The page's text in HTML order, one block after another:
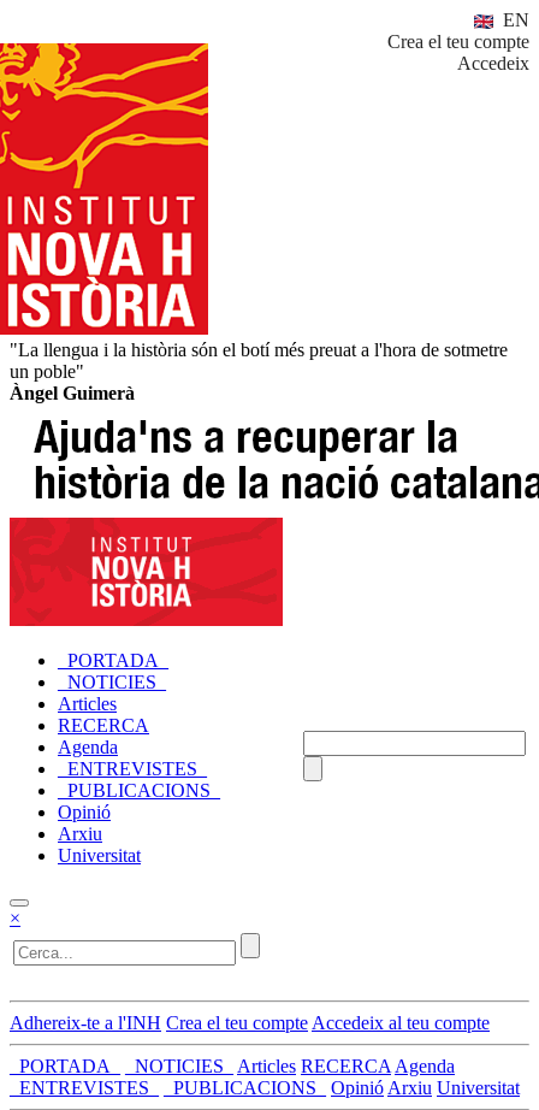
EN
Crea el teu compte
Accedeix
"La llengua i la història són el botí més preuat a l'hora de sotmetre
un poble"
Àngel Guimerà
_PORTADA_
_NOTICIES_
Articles
RECERCA
Agenda
_ENTREVISTES_
_PUBLICACIONS_
Opinió
Arxiu
Universitat
×
Adhereix-te a l'INH Crea el teu compte Accedeix al teu compte
_PORTADA_ _NOTICIES_ Articles RECERCA Agenda
_ENTREVISTES_
_PUBLICACIONS_ Opinió Arxiu Universitat